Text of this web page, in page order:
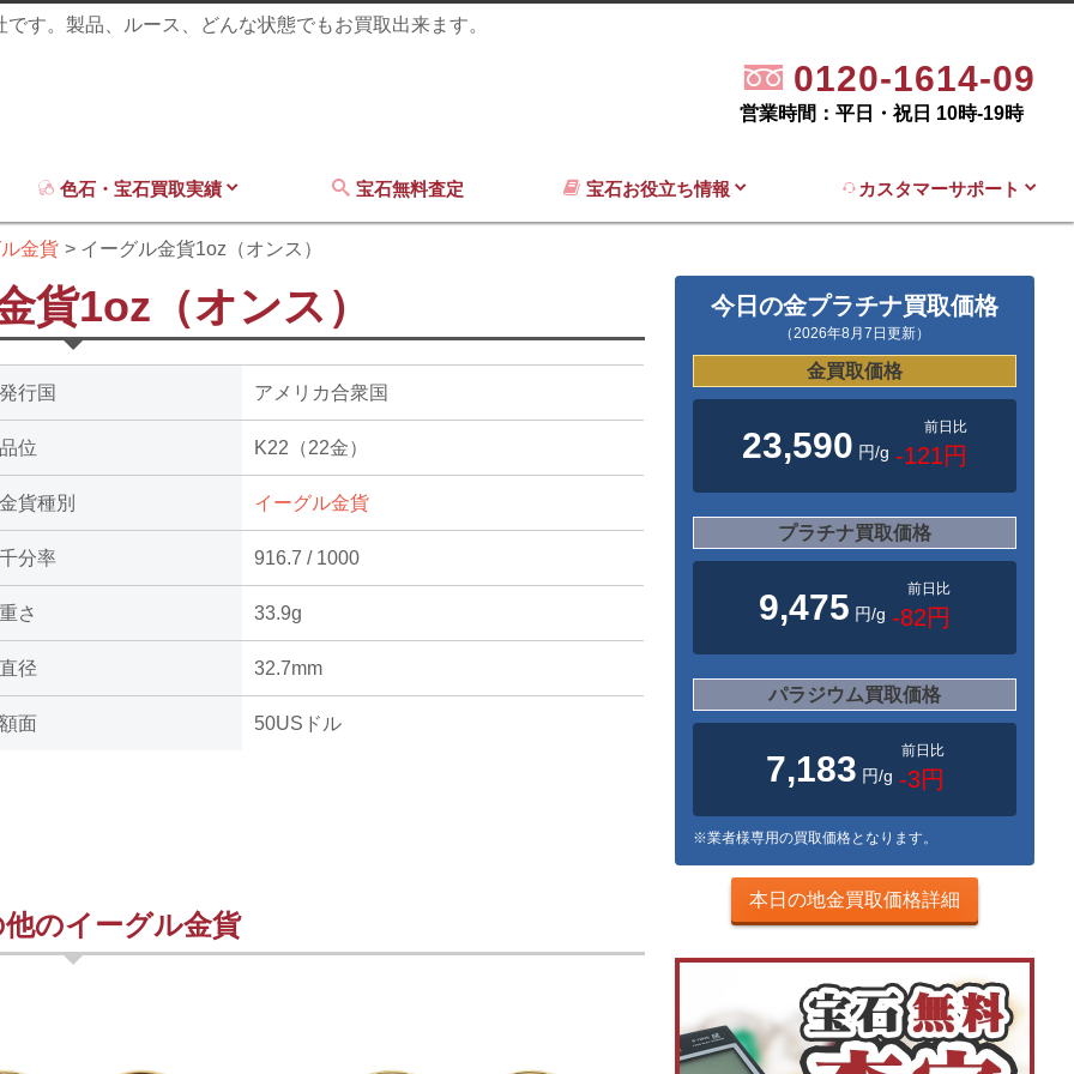
す。製品、ルース、どんな状態でもお買取出来ます。
0120-1614-09
営業時間：平日・祝日 10時-19時
色石・宝石買取実績 宝石無料査定 宝石お役立ち情報 カスタマーサポート
金貨 イーグル金貨1oz（オンス）
貨1oz（オンス）
発行国 アメリカ合衆国
品位 K22（22金）
金貨種別 イーグル金貨
千分率 916.7 / 1000
重さ 33.9g
直径 32.7mm
額面 50USドル
のイーグル金貨
今日の金プラチナ買取価格
（2026年8月7日更新）
金買取価格
23,590 円/g
前日比
-121円
プラチナ買取価格
9,475 円/g
前日比
-82円
パラジウム買取価格
7,183 円/g
前日比
-3円
※業者様専用の買取価格となります。
本日の地金買取価格詳細